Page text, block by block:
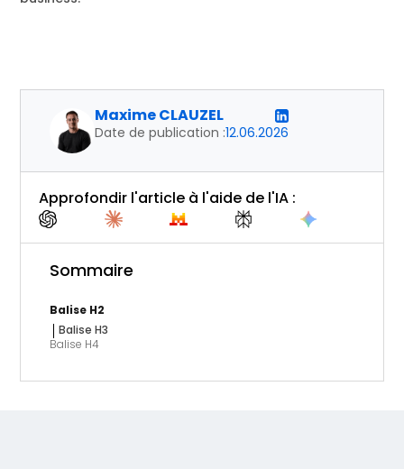
Maxime CLAUZEL
Date de publication :12.06.2026
Approfondir l'article à l'aide de l'IA :
Sommaire
Balise H2
Balise H3
Balise H4